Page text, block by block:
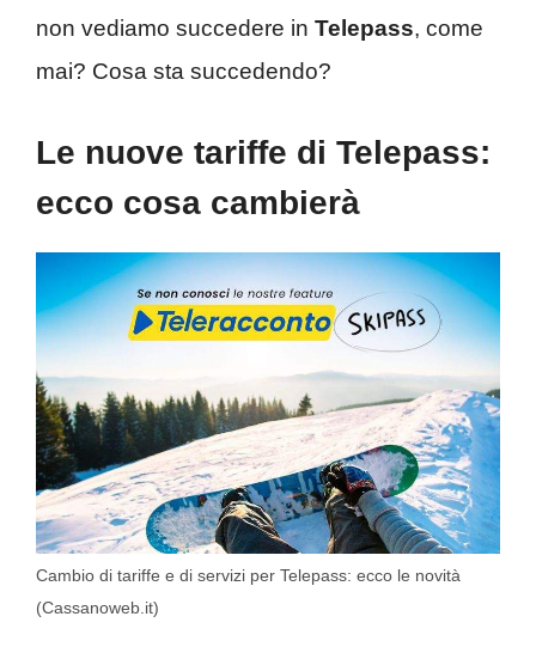
non vediamo succedere in Telepass, come
mai? Cosa sta succedendo?
Le nuove tariffe di Telepass:
ecco cosa cambierà
Cambio di tariffe e di servizi per Telepass: ecco le novità
(Cassanoweb.it)